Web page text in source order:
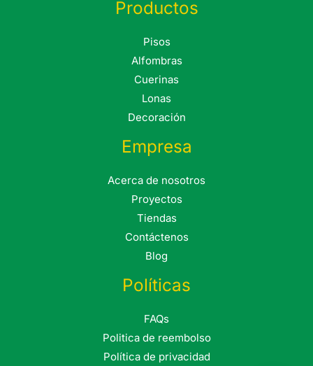
Productos
Pisos
Alfombras
Cuerinas
Lonas
Decoración
Empresa
Acerca de nosotros
Proyectos
Tiendas
Contáctenos
Blog
Políticas
FAQs
Politica de reembolso
Política de privacidad